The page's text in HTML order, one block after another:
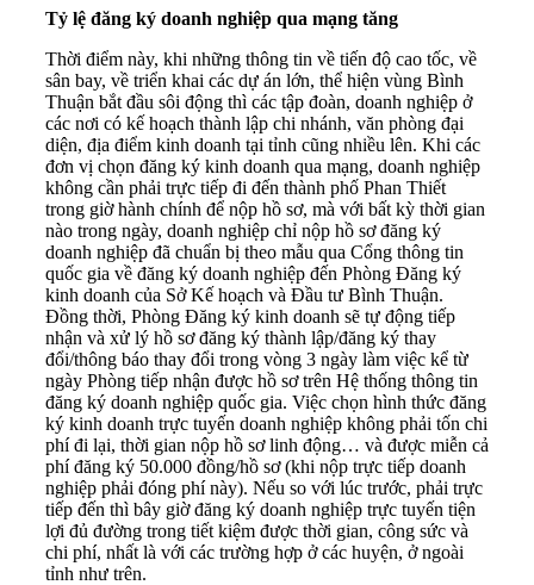
Tỷ lệ đăng ký doanh nghiệp qua mạng tăng
Thời điểm này, khi những thông tin về tiến độ cao tốc, về
sân bay, về triển khai các dự án lớn, thể hiện vùng Bình
Thuận bắt đầu sôi động thì các tập đoàn, doanh nghiệp ở
các nơi có kế hoạch thành lập chi nhánh, văn phòng đại
diện, địa điểm kinh doanh tại tỉnh cũng nhiều lên. Khi các
đơn vị chọn đăng ký kinh doanh qua mạng, doanh nghiệp
không cần phải trực tiếp đi đến thành phố Phan Thiết
trong giờ hành chính để nộp hồ sơ, mà với bất kỳ thời gian
nào trong ngày, doanh nghiệp chỉ nộp hồ sơ đăng ký
doanh nghiệp đã chuẩn bị theo mẫu qua Cổng thông tin
quốc gia về đăng ký doanh nghiệp đến Phòng Đăng ký
kinh doanh của Sở Kế hoạch và Đầu tư Bình Thuận.
Đồng thời, Phòng Đăng ký kinh doanh sẽ tự động tiếp
nhận và xử lý hồ sơ đăng ký thành lập/đăng ký thay
đổi/thông báo thay đổi trong vòng 3 ngày làm việc kể từ
ngày Phòng tiếp nhận được hồ sơ trên Hệ thống thông tin
đăng ký doanh nghiệp quốc gia. Việc chọn hình thức đăng
ký kinh doanh trực tuyến doanh nghiệp không phải tốn chi
phí đi lại, thời gian nộp hồ sơ linh động… và được miễn cả
phí đăng ký 50.000 đồng/hồ sơ (khi nộp trực tiếp doanh
nghiệp phải đóng phí này). Nếu so với lúc trước, phải trực
tiếp đến thì bây giờ đăng ký doanh nghiệp trực tuyến tiện
lợi đủ đường trong tiết kiệm được thời gian, công sức và
chi phí, nhất là với các trường hợp ở các huyện, ở ngoài
tỉnh như trên.